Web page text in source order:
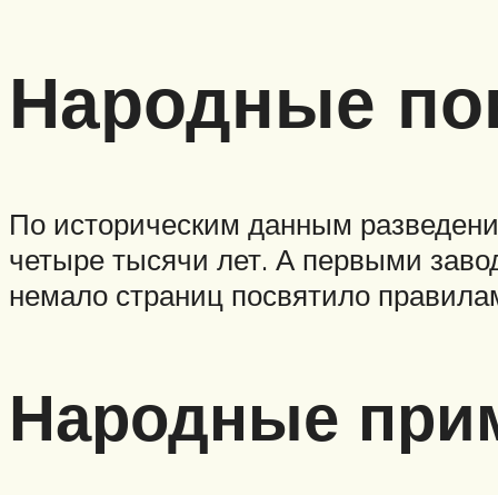
Народные
По историческим данным
четыре тысячи лет. А первыми
немало страниц посвятило
Народные